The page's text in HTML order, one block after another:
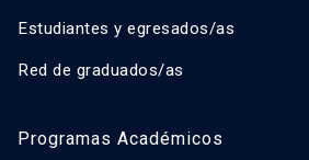
Estudiantes y egresados/as
Red de graduados/as
Programas Académicos